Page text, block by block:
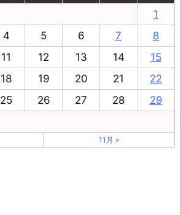
1
4 5 6 7
8
11 12 13 14
15
18 19 20 21
22
25 26 27 28
29
11月 »